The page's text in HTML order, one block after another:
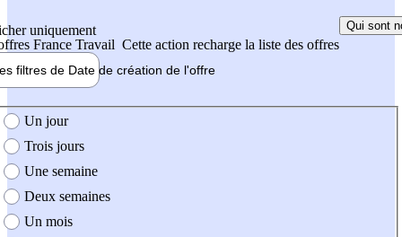
uniquement
France Travail Cette action recharge la liste des offres
Qui sont
filtres de Date de création de l'offre
création de l'offre
Un jour
Trois jours
Une semaine
Deux semaines
Un mois